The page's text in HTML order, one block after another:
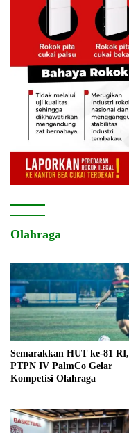
Olahraga
Semarakkan HUT ke-81 RI,
PTPN IV PalmCo Gelar
Kompetisi Olahraga